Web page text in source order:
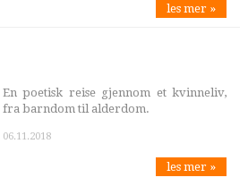
les mer »
En poetisk reise gjennom et kvinneliv,
fra barndom til alderdom.
06.11.2018
les mer »